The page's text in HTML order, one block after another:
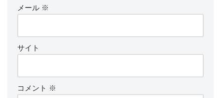
メール ※
サイト
コメント ※